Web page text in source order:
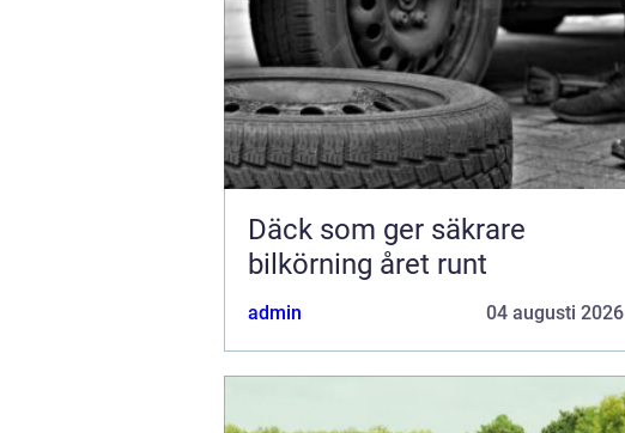
Däck som ger säkrare
bilkörning året runt
admin 04 augusti 2026